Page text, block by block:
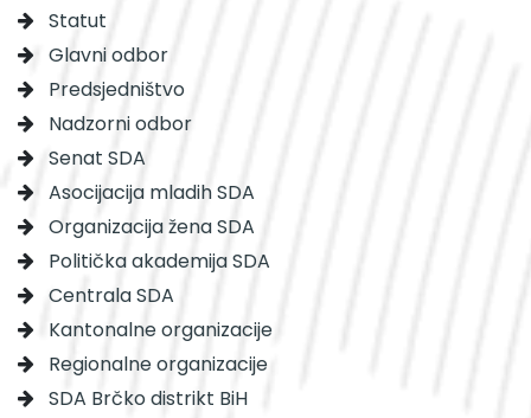
Statut
Glavni odbor
Predsjedništvo
Nadzorni odbor
Senat SDA
Asocijacija mladih SDA
Organizacija žena SDA
Politička akademija SDA
Centrala SDA
Kantonalne organizacije
Regionalne organizacije
SDA Brčko distrikt BiH